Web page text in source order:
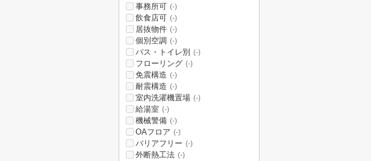
事務所可 (-)
飲食店可 (-)
居抜物件 (-)
個別空調 (-)
バス・トイレ別 (-)
フローリング (-)
免震構造 (-)
耐震構造 (-)
室内洗濯機置場 (-)
給湯室 (-)
機械警備 (-)
OAフロア (-)
バリアフリー (-)
外断熱工法 (-)